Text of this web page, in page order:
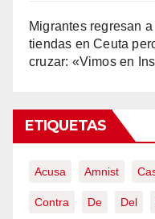
Migrantes regresan
tiendas en Ceuta
cruzar: «Vimos en
ETIQUETAS
Acusa Amnist
Contra De Del